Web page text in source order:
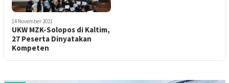
14 November 2021
UKW MZK-Solopos di Kaltim,
27 Peserta Dinyatakan
Kompeten